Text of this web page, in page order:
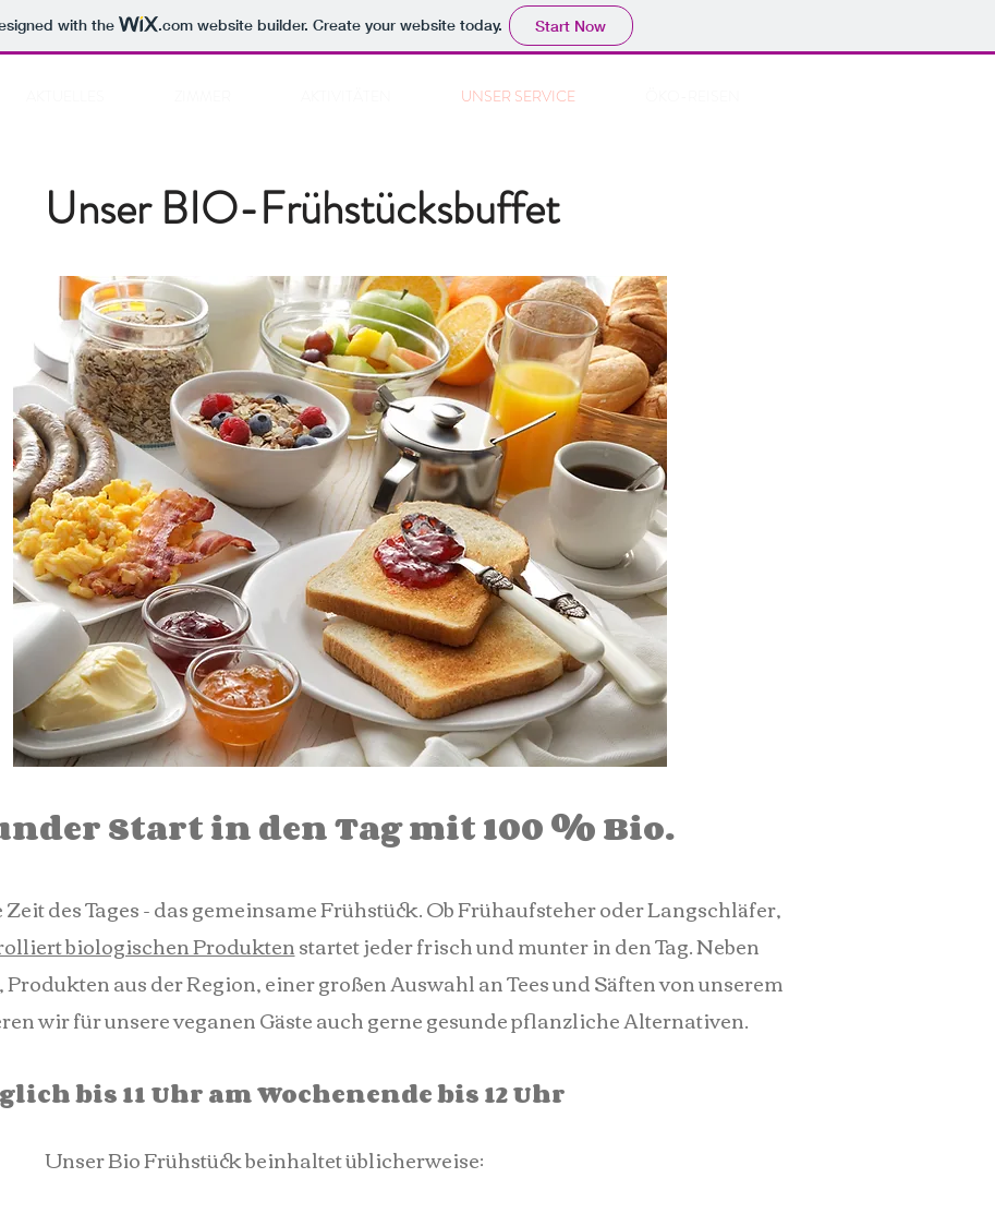
with the .comwebsite builder. Create your website today. Start Now
UNSER SERVICE
Unser BIO-Frühstücksbuffet
Start in den Tag mit 100 % Bio.
des Tages - das gemeinsame Frühstück. Ob Frühaufsteher oder Langschläfer,
biologischen Produktenstartet jeder frisch und munter in den Tag. Neben
aus der Region, einer großen Auswahl an Tees und Säften von unserem
wir für unsere veganen Gäste auch gerne gesunde pflanzliche Alternativen.
bis 11 Uhr am Wochenende bis 12 Uhr
Unser Bio Frühstück beinhaltet üblicherweise: